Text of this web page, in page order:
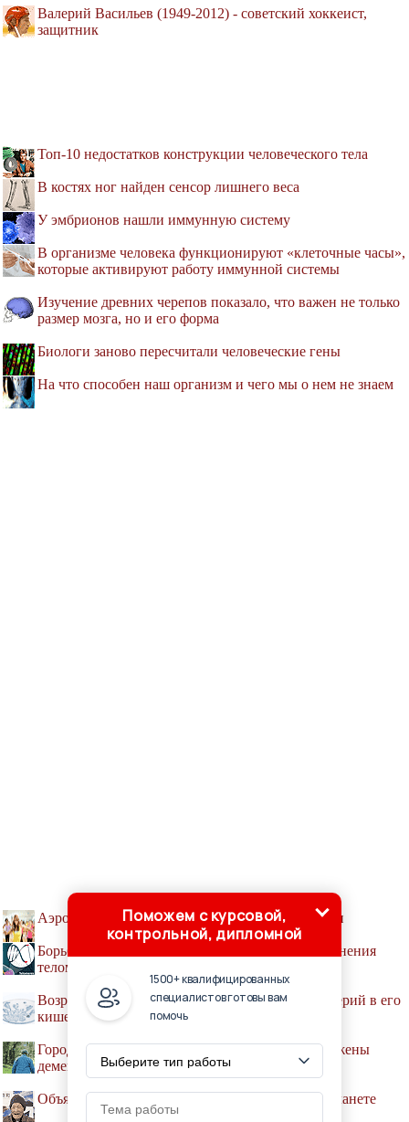
Валерий Васильев (1949-2012) - советский хоккеист,
защитник
Топ-10 недостатков конструкции человеческого тела
В костях ног найден сенсор лишнего веса
У эмбрионов нашли иммунную систему
В организме человека функционируют «клеточные часы»,
которые активируют работу иммунной системы
Изучение древних черепов показало, что важен не только
размер мозга, но и его форма
Биологи заново пересчитали человеческие гены
На что способен наш организм и чего мы о нем не знаем
Аэробику признали средством продления жизни
Борьба со старением: чем опасны попытки удлинения
теломеров
Возраст человека можно узнать по составу бактерий в его
кишечнике
Городские пенсионеры оказались менее подвержены
деменции
Объявлено имя самого пожилого человека на планете
Поможем с курсовой,
контрольной, дипломной
1500+ квалифицированных
специалистов готовы вам
помочь